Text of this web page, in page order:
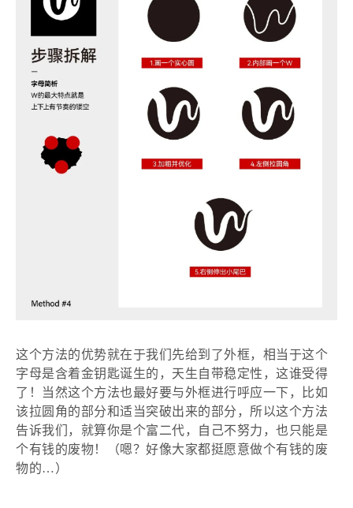
这个方法的优势就在于我们先给到了外框，相当于这个
字母是含着金钥匙诞生的，天生自带稳定性，这谁受得
了！当然这个方法也最好要与外框进行呼应一下，比如
该拉圆角的部分和适当突破出来的部分，所以这个方法
告诉我们，就算你是个富二代，自己不努力，也只能是
个有钱的废物！（嗯？好像大家都挺愿意做个有钱的废
物的…）